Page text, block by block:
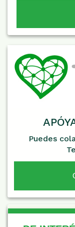
Puedes
De Interés